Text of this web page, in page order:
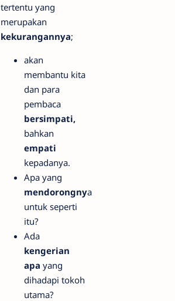
tertentu yang
merupakan
kekurangannya;
akan
membantu kita
dan para
pembaca
bersimpati,
bahkan
empati
kepadanya.
Apa yang
mendorongnya
untuk seperti
itu?
Ada
kengerian
apa yang
dihadapi tokoh
utama?